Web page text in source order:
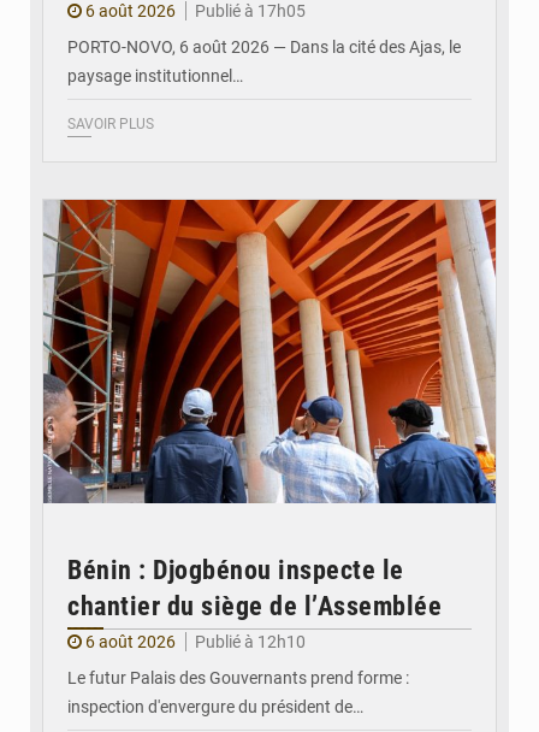
6 août 2026
Publié à 17h05
PORTO-NOVO, 6 août 2026 — Dans la cité des Ajas, le
paysage institutionnel…
SAVOIR PLUS
Bénin : Djogbénou inspecte le
chantier du siège de l’Assemblée
6 août 2026
Publié à 12h10
Le futur Palais des Gouvernants prend forme :
inspection d'envergure du président de…